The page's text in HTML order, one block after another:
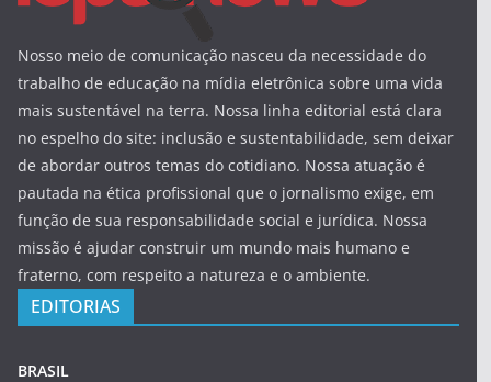
Nosso meio de comunicação nasceu da necessidade do
trabalho de educação na mídia eletrônica sobre uma vida
mais sustentável na terra. Nossa linha editorial está clara
no espelho do site: inclusão e sustentabilidade, sem deixar
de abordar outros temas do cotidiano. Nossa atuação é
pautada na ética profissional que o jornalismo exige, em
função de sua responsabilidade social e jurídica. Nossa
missão é ajudar construir um mundo mais humano e
fraterno, com respeito a natureza e o ambiente.
EDITORIAS
BRASIL